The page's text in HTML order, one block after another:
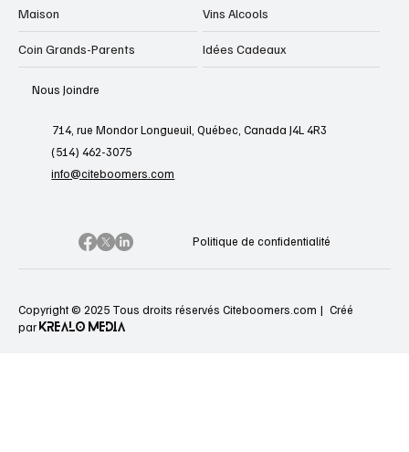
Maison
Coin Grands-Parents
Vins Alcools
Idées Cadeaux
Nous Joindre
714, rue Mondor Longueuil, Québec, Canada J4L 4R3
(514) 462-3075
info@citeboomers.com
Politique de confidentialité
Copyright © 2025 Tous droits réservés Citeboomers.com | Créé
par KREALO MEDIA